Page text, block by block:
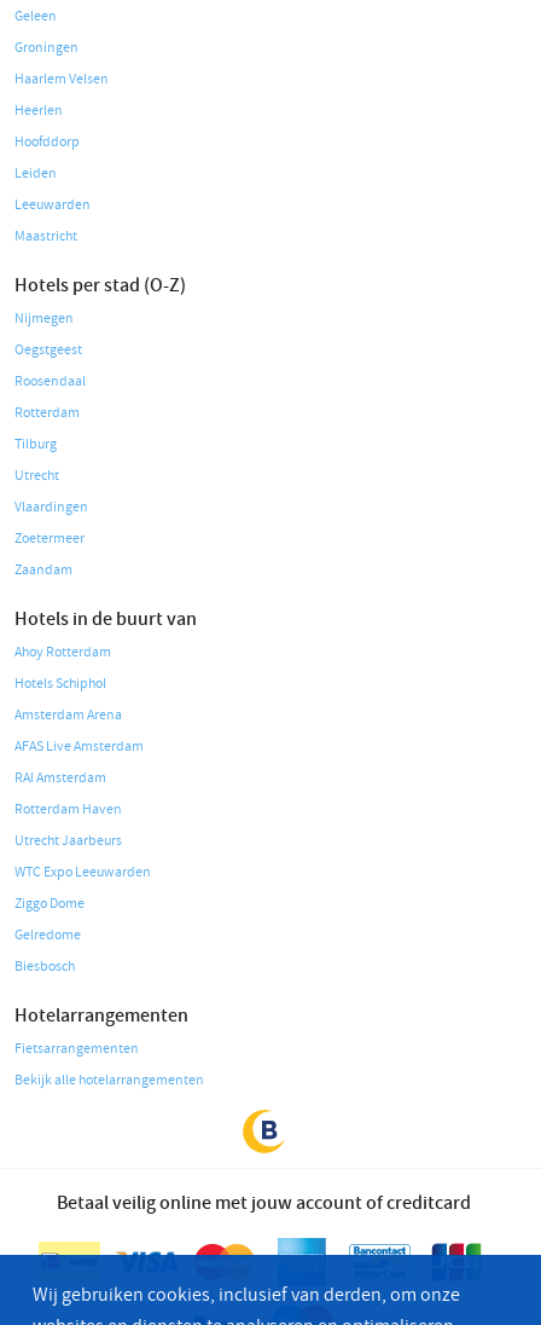
Geleen
Groningen
Haarlem Velsen
Heerlen
Hoofddorp
Leiden
Leeuwarden
Maastricht
Hotels per stad (O-Z)
Nijmegen
Oegstgeest
Roosendaal
Rotterdam
Tilburg
Utrecht
Vlaardingen
Zoetermeer
Zaandam
Hotels in de buurt van
Ahoy Rotterdam
Hotels Schiphol
Amsterdam Arena
AFAS Live Amsterdam
RAI Amsterdam
Rotterdam Haven
Utrecht Jaarbeurs
WTC Expo Leeuwarden
Ziggo Dome
Gelredome
Biesbosch
Hotelarrangementen
Fietsarrangementen
Bekijk alle hotelarrangementen
Betaal veilig online met jouw account of creditcard
Wij gebruiken cookies, inclusief van derden, om onze